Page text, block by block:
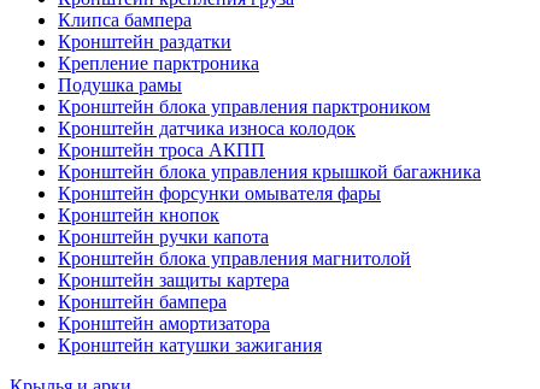
Клипса бампера
Кронштейн раздатки
Крепление парктроника
Подушка рамы
Кронштейн блока управления парктроником
Кронштейн датчика износа колодок
Кронштейн троса АКПП
Кронштейн блока управления крышкой багажника
Кронштейн форсунки омывателя фары
Кронштейн кнопок
Кронштейн ручки капота
Кронштейн блока управления магнитолой
Кронштейн защиты картера
Кронштейн бампера
Кронштейн амортизатора
Кронштейн катушки зажигания